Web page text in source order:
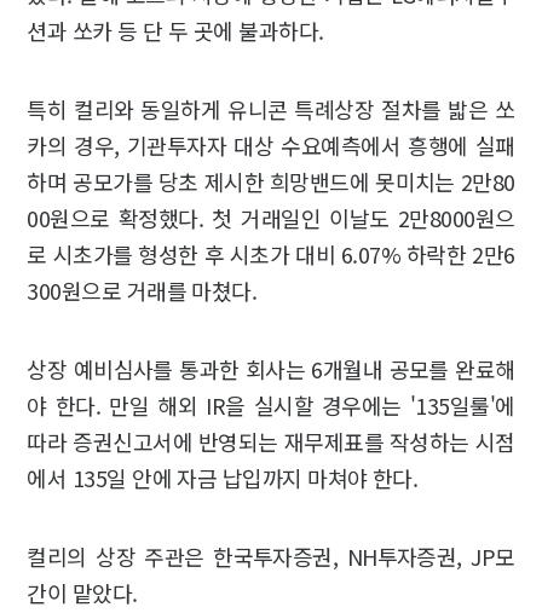
션과 쏘카 등 단 두 곳에 불과하다.
특히 컬리와 동일하게 유니콘 특례상장 절차를 밟은 쏘
카의 경우, 기관투자자 대상 수요예측에서 흥행에 실패
하며 공모가를 당초 제시한 희망밴드에 못미치는 2만80
00원으로 확정했다. 첫 거래일인 이날도 2만8000원으
로 시초가를 형성한 후 시초가 대비 6.07% 하락한 2만6
300원으로 거래를 마쳤다.
상장 예비심사를 통과한 회사는 6개월내 공모를 완료해
야 한다. 만일 해외 IR을 실시할 경우에는 '135일룰'에
따라 증권신고서에 반영되는 재무제표를 작성하는 시점
에서 135일 안에 자금 납입까지 마쳐야 한다.
컬리의 상장 주관은 한국투자증권, NH투자증권, JP모
간이 맡았다.